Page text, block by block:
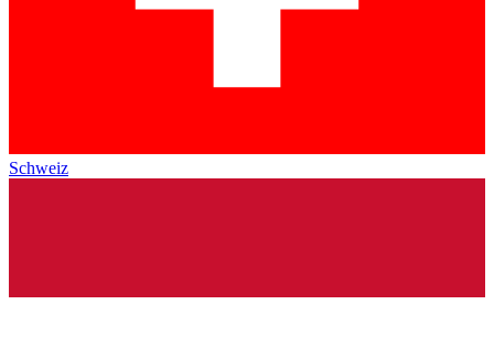
Schweiz